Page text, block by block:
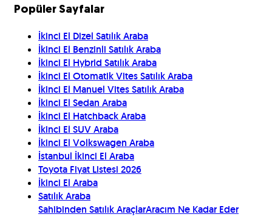
Popüler Sayfalar
İkinci El Dizel Satılık Araba
İkinci El Benzinli Satılık Araba
İkinci El Hybrid Satılık Araba
İkinci El Otomatik Vites Satılık Araba
İkinci El Manuel Vites Satılık Araba
İkinci El Sedan Araba
İkinci El Hatchback Araba
İkinci El SUV Araba
İkinci El Volkswagen Araba
İstanbul İkinci El Araba
Toyota Fiyat Listesi 2026
İkinci El Araba
Satılık Araba
Sahibinden Satılık AraçlarAracım Ne Kadar Eder